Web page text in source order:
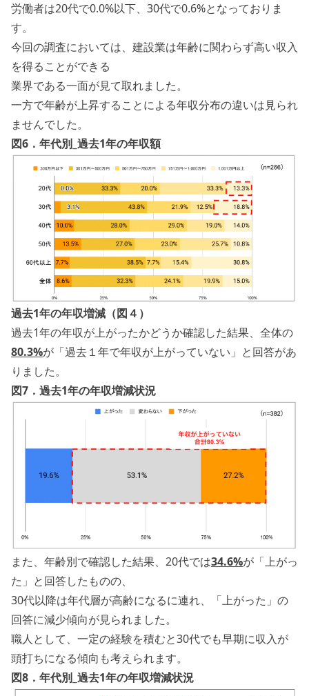
労働者は20代で0.0%以下、30代で0.6%となっておりま
す。
今回の調査においては、建設業は年齢に関わらず高い収入
を得ることができる
業界である一面が見て取れました。
一方で年齢が上昇することによる年収分布の違いは見られ
ませんでした。
図6．年代別_過去1年の年収額
過去1年の年収増減（図４）
過去1年の年収が上がったかどうか確認した結果、全体の
80.3%が「過去１年で年収が上がっていない」と回答があ
りました。
図7．過去1年の年収増減状況
また、年齢別で確認した結果、20代では34.6%が「上がっ
た」と回答したものの、
30代以降は年代層が高齢になるに連れ、「上がった」の
回答に減少傾向が見られました。
職人として、一定の経験を積むと30代でも早期に収入が
頭打ちになる傾向も考えられます。
図8．年代別_過去1年の年収増減状況